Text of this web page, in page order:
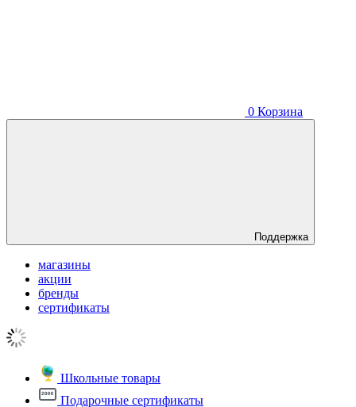
0 Корзина
Поддержка
магазины
акции
бренды
сертификаты
Школьные товары
Подарочные сертификаты